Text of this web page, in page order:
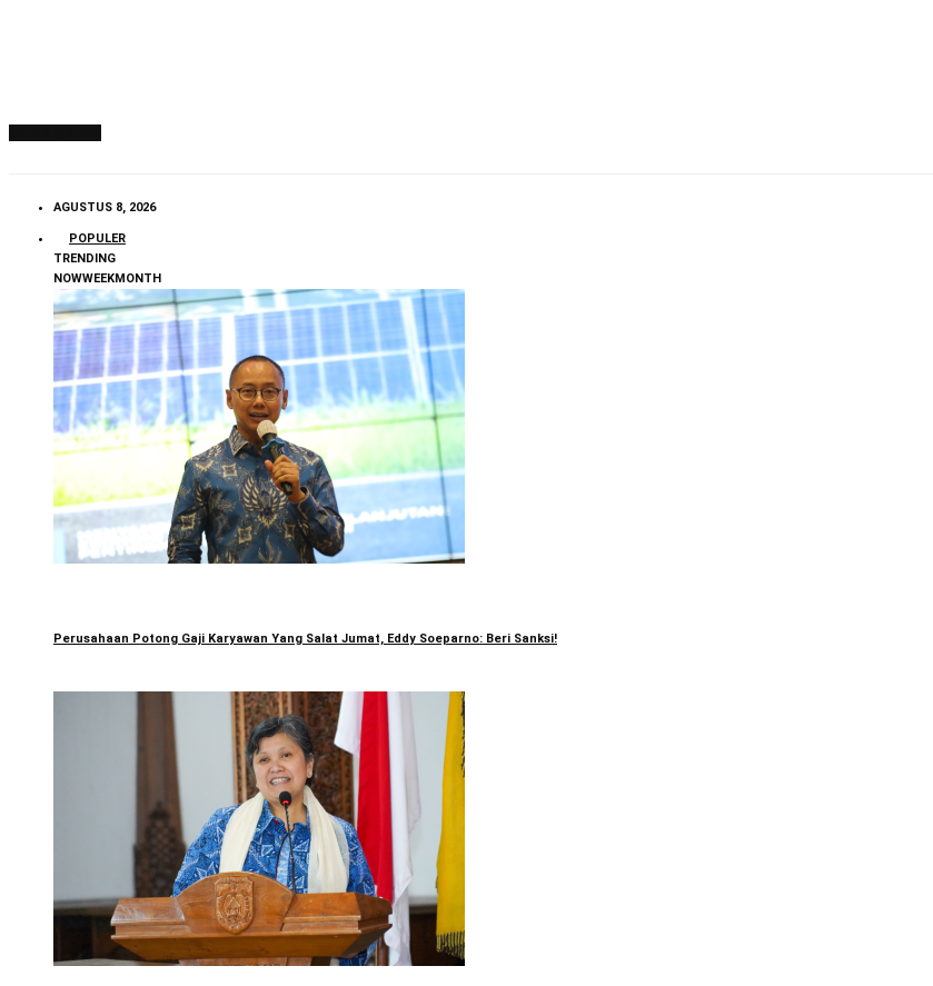
AGUSTUS 8, 2026
POPULER
TRENDING
NOWWEEKMONTH
Perusahaan Potong Gaji Karyawan Yang Salat Jumat, Eddy Soeparno: Beri Sanksi!